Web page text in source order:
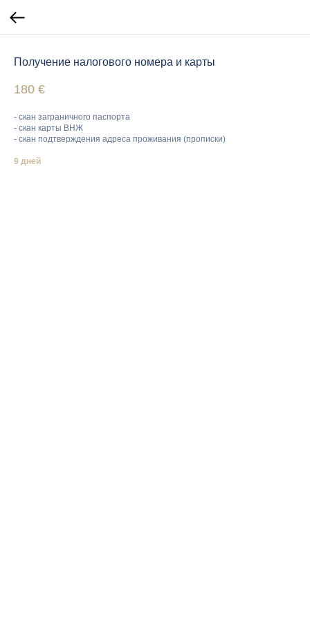
Получение налогового номера и карты
180 €
- скан заграничного паспорта
- скан карты ВНЖ
- скан подтверждения адреса проживания (прописки)
9 дней